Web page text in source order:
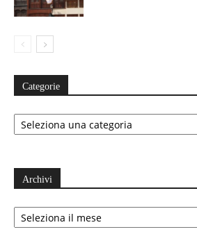
Categorie
Categorie
Archivi
Archivi